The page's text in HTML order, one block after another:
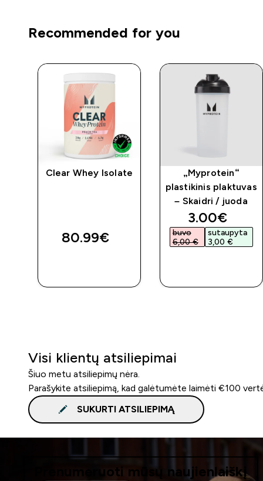
Recommended for you
Clear Whey Isolate
80.99€‎
„Myprotein“
plastikinis plaktuvas
– Skaidri / juoda
discounted
3.00€‎
buvo
6,00 €‎
sutaupyta
3,00 €‎
Visi klientų atsiliepimai
Šiuo metu atsiliepimų nėra.
Parašykite atsiliepimą, kad galėtumėte laimėti €100
SUKURTI ATSILIEPIMĄ
Prenumeruoti mūsų naujienlaiškį